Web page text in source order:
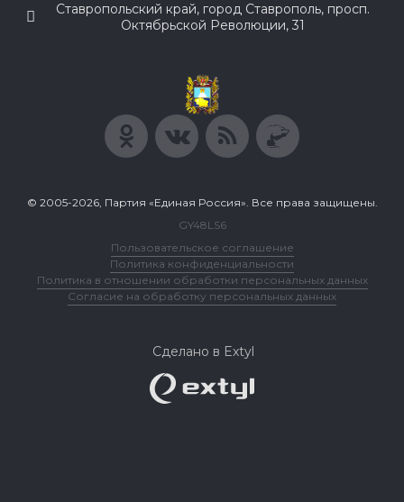
Ставропольский край, город Ставрополь, просп.
Октябрьской Революции, 31
© 2005-2026, Партия «Единая Россия». Все права защищены.
GY48LS6
Пользовательское соглашение
Политика конфиденциальности
Политика в отношении обработки персональных данных
Согласие на обработку персональных данных
Сделано в Extyl